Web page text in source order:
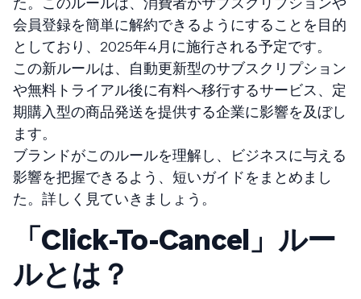
会員登録を簡単に解約できるようにすることを目的
としており、2025年4月に施行される予定です。
この新ルールは、自動更新型のサブスクリプション
や無料トライアル後に有料へ移行するサービス、定
期購入型の商品発送を提供する企業に影響を及ぼし
ます。
ブランドがこのルールを理解し、ビジネスに与える
影響を把握できるよう、短いガイドをまとめまし
た。詳しく見ていきましょう。
「Click-To-Cancel」ルー
ルとは？